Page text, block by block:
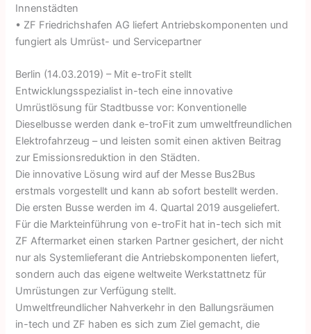
Innenstädten
• ZF Friedrichshafen AG liefert Antriebskomponenten und
fungiert als Umrüst- und Servicepartner
Berlin (14.03.2019) – Mit e-troFit stellt
Entwicklungsspezialist in-tech eine innovative
Umrüstlösung für Stadtbusse vor: Konventionelle
Dieselbusse werden dank e-troFit zum umweltfreundlichen
Elektrofahrzeug – und leisten somit einen aktiven Beitrag
zur Emissionsreduktion in den Städten.
Die innovative Lösung wird auf der Messe Bus2Bus
erstmals vorgestellt und kann ab sofort bestellt werden.
Die ersten Busse werden im 4. Quartal 2019 ausgeliefert.
Für die Markteinführung von e-troFit hat in-tech sich mit
ZF Aftermarket einen starken Partner gesichert, der nicht
nur als Systemlieferant die Antriebskomponenten liefert,
sondern auch das eigene weltweite Werkstattnetz für
Umrüstungen zur Verfügung stellt.
Umweltfreundlicher Nahverkehr in den Ballungsräumen
in-tech und ZF haben es sich zum Ziel gemacht, die